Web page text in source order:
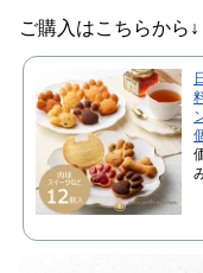
ご購入はこちらから↓